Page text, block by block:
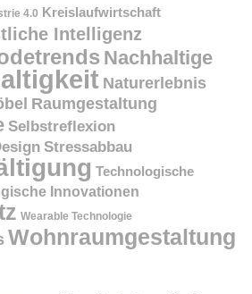
4.0 Kreislaufwirtschaft
Intelligenz
Nachhaltige
Naturerlebnis
Raumgestaltung
Selbstreflexion
Stressabbau
Technologische
Innovationen
Wearable Technologie
Wohnraumgestaltung